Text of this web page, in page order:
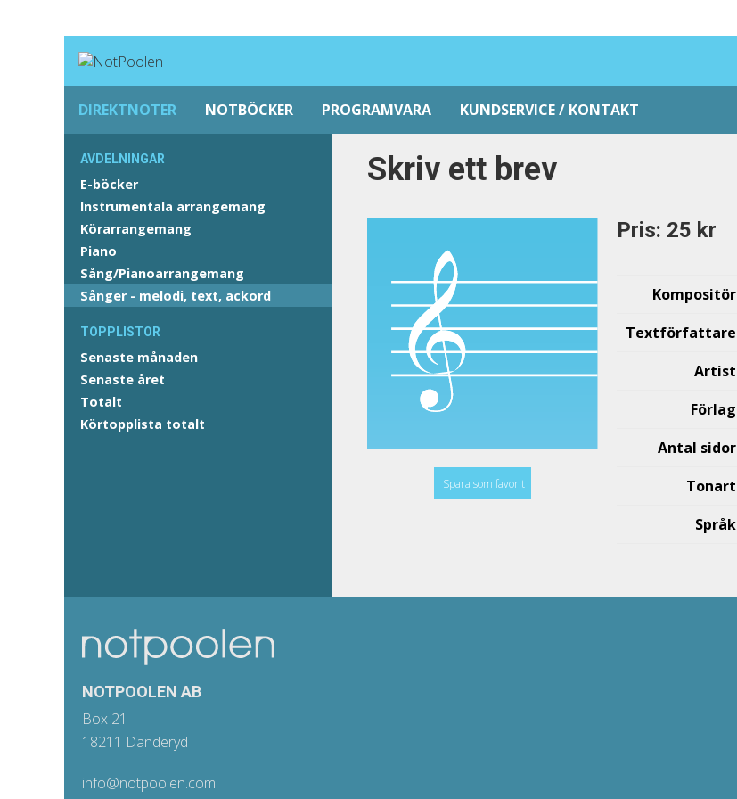
DIREKTNOTER NOTBÖCKER PROGRAMVARA KUNDSERVICE / KONTAKT
AVDELNINGAR
E-böcker
Instrumentala arrangemang
Körarrangemang
Piano
Sång/Pianoarrangemang
Sånger - melodi, text, ackord
TOPPLISTOR
Senaste månaden
Senaste året
Totalt
Körtopplista totalt
Skriv ett brev
Spara som favorit
Pris: 25 kr
Kompositör
Textförfattare
Artist
Förlag
Antal sidor
Tonart
Språk
NOTPOOLEN AB
Box 21
18211 Danderyd
info@notpoolen.com